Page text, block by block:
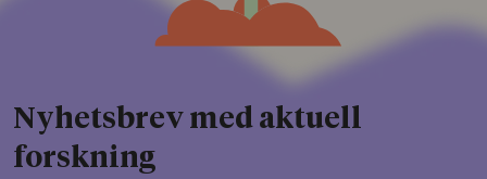
Nyhetsbrev med aktuell
forskning